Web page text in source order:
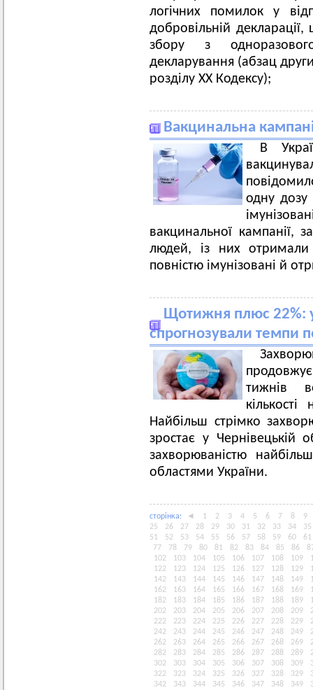
логічних помилок у
добровільній
збору з
декларування (абзац
розділу ХХ Кодексу);
Вакцинальна
В
одну
вакцинальної
людей, із них
повністю імунізовані й
Щотижня плюс 22%:
спрогнозували темпи
тижнів
Найбільш стрімко
зростає у Чернівецькій
захворюваністю
областями України.
сторiнка: ◄ 1 2 3 4 5 6 7 8
9
25
26 27 28 29 30 31 32 33 34
35
51
52 53 54 55 56 57 58 59 60
61
77
78 79 80 81 82 83 84 85 86
102
103 104 105 106 107 108 109
122
123 124 125 126 127 128 129
142
143 144 145 146 147 148 149
162
163 164 165 166 167 168 169
182
183 184 185 186 187 188 189
202
203 204 205 206 207 208 209
222
223 224 225 226 227 228 229
242
243 244 245 246 247 248 249
262
263 264 265 266 267 268 269
282
283 284 285 286 287 288 289
302
303 304 305 306 307 308 309
322
323 324 325 326 327 328 329
342
343 344 345 346 347 348 349